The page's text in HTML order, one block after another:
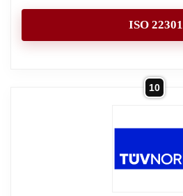
ISO 22301
10